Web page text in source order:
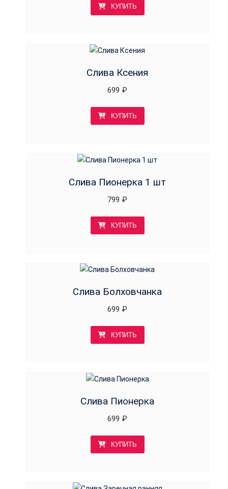
КУПИТЬ
Слива Ксения
699 ₽
КУПИТЬ
Слива Пионерка 1 шт
799 ₽
КУПИТЬ
Слива Болховчанка
699 ₽
КУПИТЬ
Слива Пионерка
699 ₽
КУПИТЬ